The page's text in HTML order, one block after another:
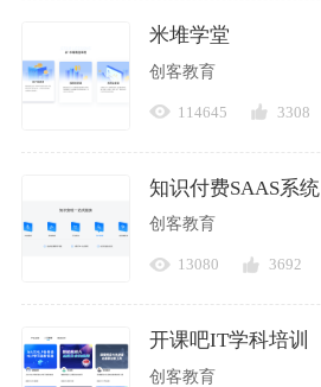
米堆学堂
创客教育
114645 3308
知识付费SAAS系统
创客教育
13080 3692
开课吧IT学科培训
创客教育